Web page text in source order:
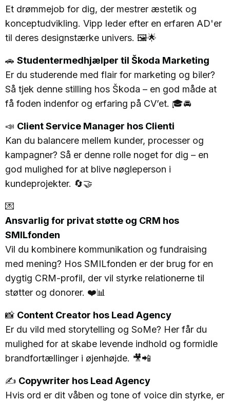
Et drømmejob for dig, der mestrer æstetik og
konceptudvikling. Vipp leder efter en erfaren AD'er
til deres designstærke univers. 🖼️🌟
🚗 Studentermedhjælper til Škoda Marketing
Er du studerende med flair for marketing og biler?
Så tjek denne stilling hos Škoda – en god måde at
få foden indenfor og erfaring på CV’et. 🎓🚘
📣 Client Service Manager hos Clienti
Kan du balancere mellem kunder, processer og
kampagner? Så er denne rolle noget for dig – en
god mulighed for at blive nøgleperson i
kundeprojekter. 🔄🤝
💌
Ansvarlig for privat støtte og CRM hos
SMILfonden
Vil du kombinere kommunikation og fundraising
med mening? Hos SMILfonden er der brug for en
dygtig CRM-profil, der vil styrke relationerne til
støtter og donorer. ❤️📊
📸 Content Creator hos Lead Agency
Er du vild med storytelling og SoMe? Her får du
mulighed for at skabe levende indhold og formidle
brandfortællinger i øjenhøjde. 🎥📲
✍️ Copywriter hos Lead Agency
Hvis ord er dit våben og tone of voice din styrke, er